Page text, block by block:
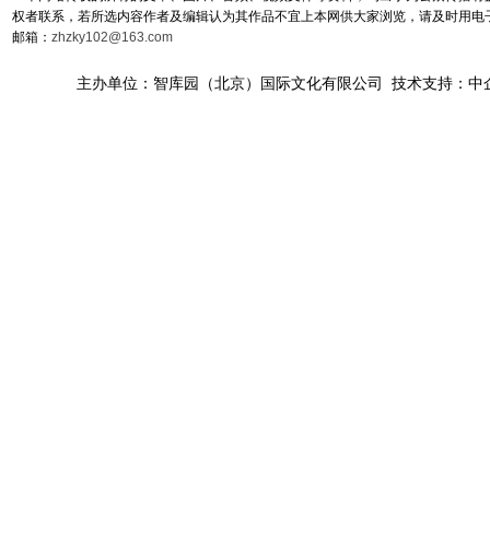
权者联系，若所选内容作者及编辑认为其作品不宜上本网供大家浏览，请及时用
邮箱： zhzky102@163.com
主办单位：智库园（北京）国际文化有限公司 技术支持：